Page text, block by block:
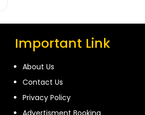
Important Link
About Us
Contact Us
Privacy Policy
Advertisment Booking